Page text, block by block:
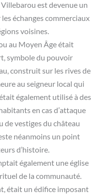
est devenue un
échanges commerciaux
voisines.
au Moyen Âge était
symbole du pouvoir
construit sur les rives de
au seigneur local qui
également utilisé à des
en cas d’attaque
de vestiges du château
néanmoins un point
d’histoire.
également une église
de la communauté.
était un édifice imposant